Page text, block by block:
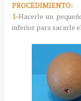
PROCEDIMIENTO:
1-Hacerle un
inferior para sacarle